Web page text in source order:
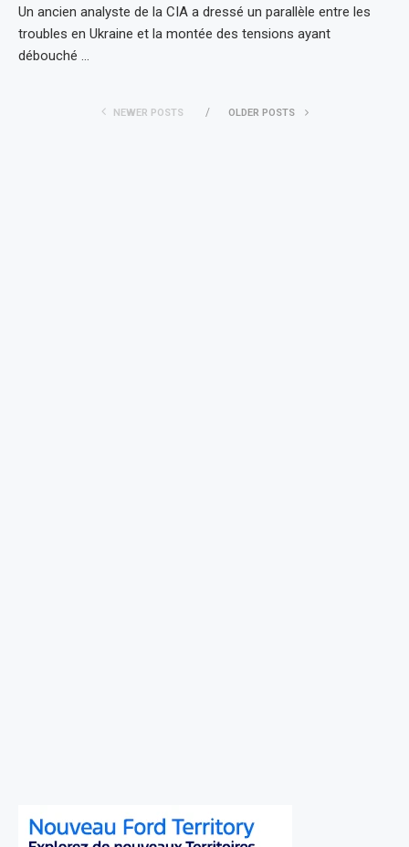
Un ancien analyste de la CIA a dressé un parallèle entre les
troubles en Ukraine et la montée des tensions ayant
débouché …
NEWER POSTS OLDER POSTS